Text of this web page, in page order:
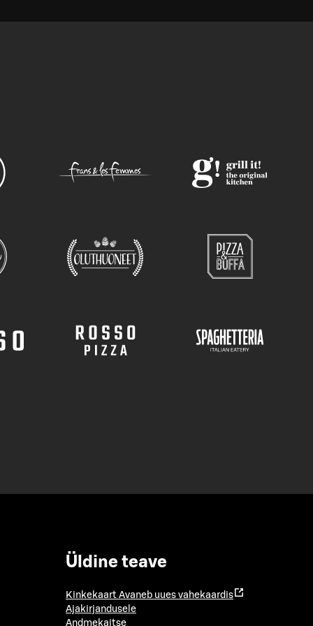
Üldine teave
Kinkekaart Avaneb uues vahekaardis
Ajakirjandusele
Andmekaitse